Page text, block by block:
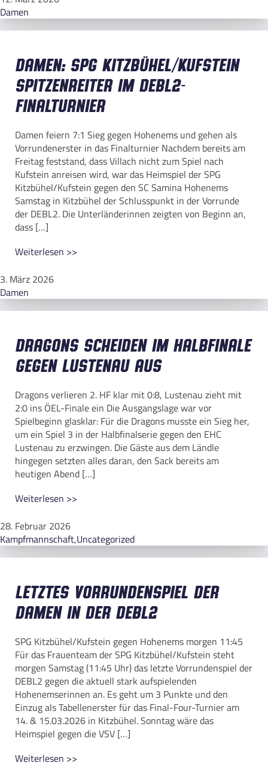
Damen
Damen: SPG Kitzbühel/Kufstein
Spitzenreiter im DEBL2-
Finalturnier
Damen feiern 7:1 Sieg gegen Hohenems und gehen als
Vorrundenerster in das Finalturnier Nachdem bereits am
Freitag feststand, dass Villach nicht zum Spiel nach
Kufstein anreisen wird, war das Heimspiel der SPG
Kitzbühel/Kufstein gegen den SC Samina Hohenems
Samstag in Kitzbühel der Schlusspunkt in der Vorrunde
der DEBL2. Die Unterländerinnen zeigten von Beginn an,
dass […]
Weiterlesen >>
3. März 2026
Damen
Dragons scheiden im Halbfinale
gegen Lustenau aus
Dragons verlieren 2. HF klar mit 0:8, Lustenau zieht mit
2:0 ins ÖEL-Finale ein Die Ausgangslage war vor
Spielbeginn glasklar: Für die Dragons musste ein Sieg her,
um ein Spiel 3 in der Halbfinalserie gegen den EHC
Lustenau zu erzwingen. Die Gäste aus dem Ländle
hingegen setzten alles daran, den Sack bereits am
heutigen Abend […]
Weiterlesen >>
28. Februar 2026
Kampfmannschaft,Uncategorized
Letztes Vorrundenspiel der
Damen in der DEBL2
SPG Kitzbühel/Kufstein gegen Hohenems morgen 11:45
Für das Frauenteam der SPG Kitzbühel/Kufstein steht
morgen Samstag (11:45 Uhr) das letzte Vorrundenspiel der
DEBL2 gegen die aktuell stark aufspielenden
Hohenemserinnen an. Es geht um 3 Punkte und den
Einzug als Tabellenerster für das Final-Four-Turnier am
14. & 15.03.2026 in Kitzbühel. Sonntag wäre das
Heimspiel gegen die VSV […]
Weiterlesen >>